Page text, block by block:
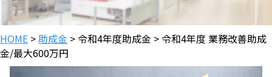
HOME >助成金 >令和4年度助成金 > 令和4年度 業務改善助成
金/最大600万円